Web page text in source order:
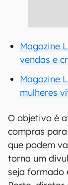
Magazine
vendas e
Magazine
mulheres
O objetivo é
compras
que podem
torna um
seja formado